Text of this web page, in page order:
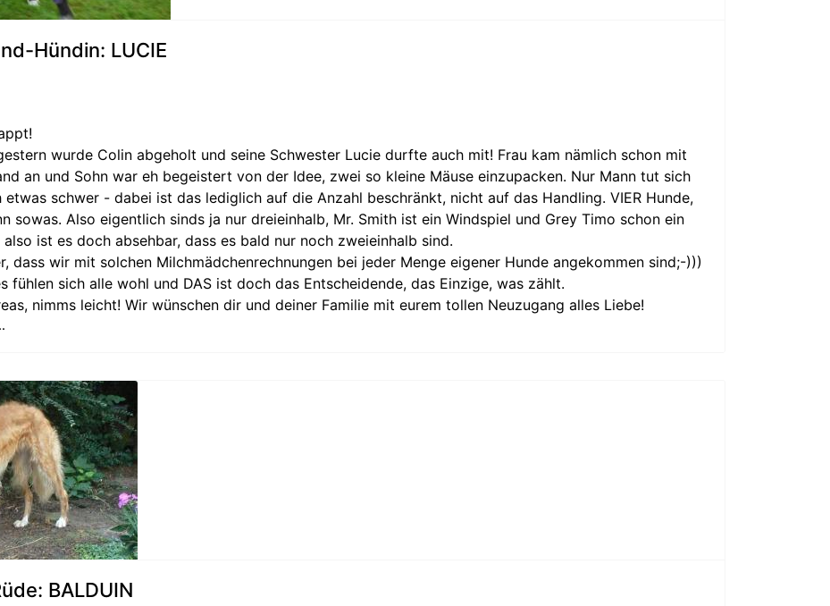
Hündin: LUCIE
wurde Colin abgeholt und seine Schwester Lucie durfte auch mit! Frau kam nämlich schon mit
an und Sohn war eh begeistert von der Idee, zwei so kleine Mäuse einzupacken. Nur Mann tut sich
etwas schwer - dabei ist das lediglich auf die Anzahl beschränkt, nicht auf das Handling. VIER Hunde,
sowas. Also eigentlich sinds ja nur dreieinhalb, Mr. Smith ist ein Windspiel und Grey Timo schon ein
also ist es doch absehbar, dass es bald nur noch zweieinhalb sind.
dass wir mit solchen Milchmädchenrechnungen bei jeder Menge eigener Hunde angekommen sind;-)))
fühlen sich alle wohl und DAS ist doch das Entscheidende, das Einzige, was zählt.
nimms leicht! Wir wünschen dir und deiner Familie mit eurem tollen Neuzugang alles Liebe!
BALDUIN